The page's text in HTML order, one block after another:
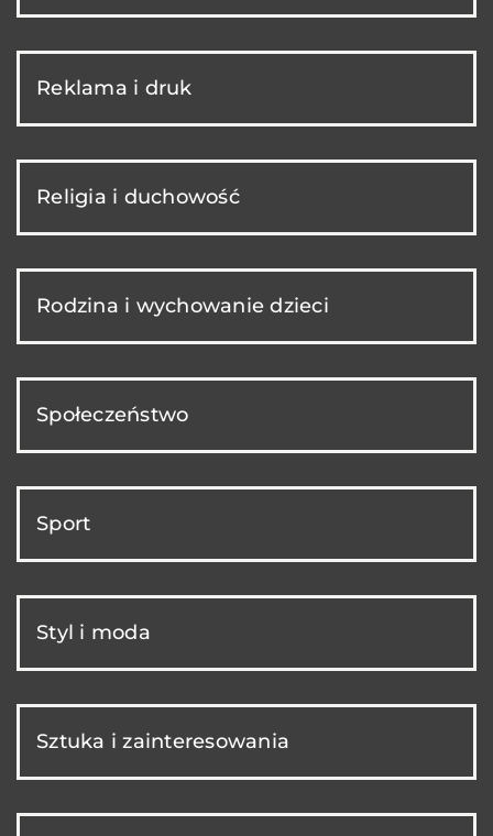
Reklama i druk
Religia i duchowość
Rodzina i wychowanie dzieci
Społeczeństwo
Sport
Styl i moda
Sztuka i zainteresowania